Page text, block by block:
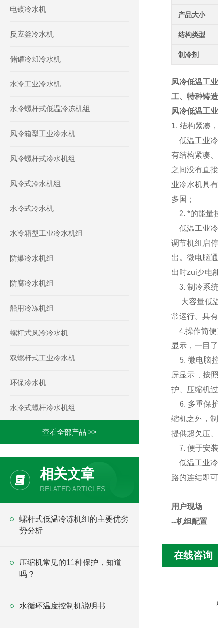
电镀冷水机
反应釜冷水机
储罐冷却冷水机
水冷工业冷水机
水冷螺杆式低温冷冻机组
风冷箱型工业冷水机
风冷螺杆式冷水机组
风冷式冷水机组
水冷式冷水机
水冷箱型工业冷水机组
防爆冷水机组
防腐冷水机组
船用冷冻机组
螺杆式风冷冷水机
双螺杆式工业冷水机
环保冷水机
水冷式螺杆冷水机组
查看全部产品 >>
相关文章
RELATED ARTICLES
螺杆式低温冷冻机组的主要优劣
势分析
压缩机常见的11种保护，知道
吗？
水循环温度控制机说明书
产品大小
结构类型
制冷剂
风冷低温工
工、特种铸
风冷低温工
1. 结构紧凑
低温工业冷
有结构紧凑
之间没有直
业冷水机具
多国；
2. *的能量
低温工业冷
调节机组启
出。微电脑
出时zui少电
3. 制冷系
大容量低温
常运行。具
4.操作简便
显示，一目
5. 微电脑
屏显示，按
护、压缩机
6. 多重保
缩机之外，
提供超欠压
7. 便于安
低温工业冷
路的连结即
用户现场
--机组配置
在线咨询